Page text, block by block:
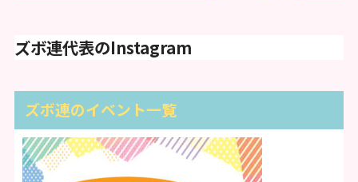
ズボ連代表のInstagram
ズボ連のイベント一覧